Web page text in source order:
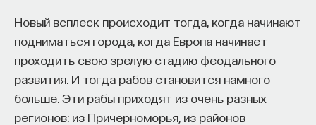
Новый всплеск происходит тогда, когда начинают
подниматься города, когда Европа начинает
проходить свою зрелую стадию феодального
развития. И тогда рабов становится намного
больше. Эти рабы приходят из очень разных
регионов: из Причерноморья, из районов
ЕСТЕСТВЕННЫЕ НАУКИ ЖУРНАЛ